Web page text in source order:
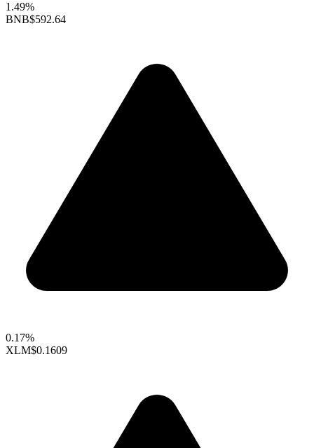
1.49%
BNB$592.64
0.17%
XLM$0.1609